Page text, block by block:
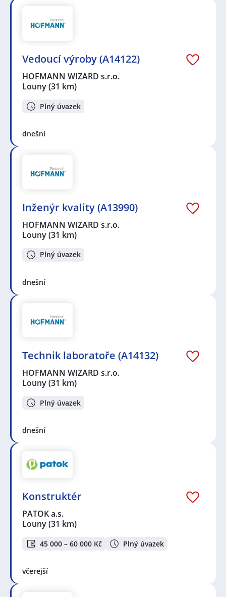
Vedoucí výroby (A14122)
HOFMANN WIZARD s.r.o.
Louny(31 km)
Plný úvazek
dnešní
Inženýr kvality (A13990)
HOFMANN WIZARD s.r.o.
Louny(31 km)
Plný úvazek
dnešní
Technik laboratoře (A14132)
HOFMANN WIZARD s.r.o.
Louny(31 km)
Plný úvazek
dnešní
Konstruktér
PATOK a.s.
Louny(31 km)
45 000 – 60 000 Kč Plný úvazek
včerejší